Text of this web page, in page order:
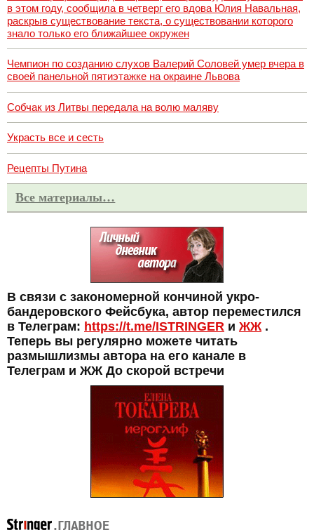
в этом году, сообщила в четверг его вдова Юлия Навальная,
раскрыв существование текста, о существовании которого
знало только его ближайшее окружен
Чемпион по созданию слухов Валерий Соловей умер вчера в
своей панельной пятиэтажке на окраине Львова
Собчак из Литвы передала на волю маляву
Украсть все и сесть
Рецепты Путина
Все материалы…
В связи с закономерной кончиной укро-
бандеровского Фейсбука, автор переместился
в Телеграм: https://t.me/ISTRINGER и ЖЖ.
Теперь вы регулярно можете читать
размышлизмы автора на его канале в
Телеграм и ЖЖ До скорой встречи